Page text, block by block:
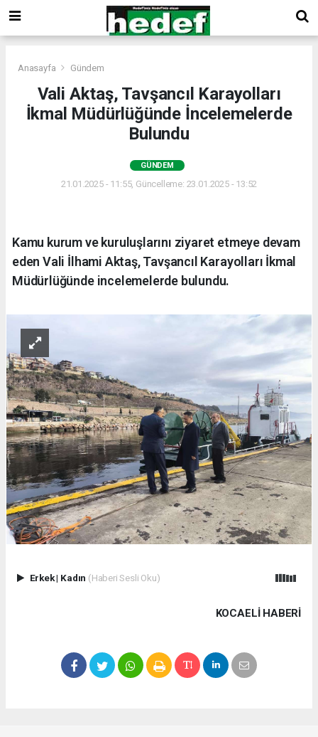
Anasayfa Gündem
Vali Aktaş, Tavşancıl Karayolları
İkmal Müdürlüğünde İncelemelerde
Bulundu
GÜNDEM
21.01.2025 - 11:55, Güncelleme: 23.01.2025 - 13:52
Kamu kurum ve kuruluşlarını ziyaret etmeye devam
eden Vali İlhami Aktaş, Tavşancıl Karayolları İkmal
Müdürlüğünde incelemelerde bulundu.
Erkek| Kadın (Haberi Sesli Oku)
KOCAELI HABERİ